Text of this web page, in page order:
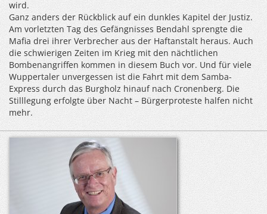
wird.
Ganz anders der Rückblick auf ein dunkles Kapitel der Justiz.
Am vorletzten Tag des Gefängnisses Bendahl sprengte die
Mafia drei ihrer Verbrecher aus der Haftanstalt heraus. Auch
die schwierigen Zeiten im Krieg mit den nächtlichen
Bombenangriffen kommen in diesem Buch vor. Und für viele
Wuppertaler unvergessen ist die Fahrt mit dem Samba-
Express durch das Burgholz hinauf nach Cronenberg. Die
Stilllegung erfolgte über Nacht – Bürgerproteste halfen nicht
mehr.